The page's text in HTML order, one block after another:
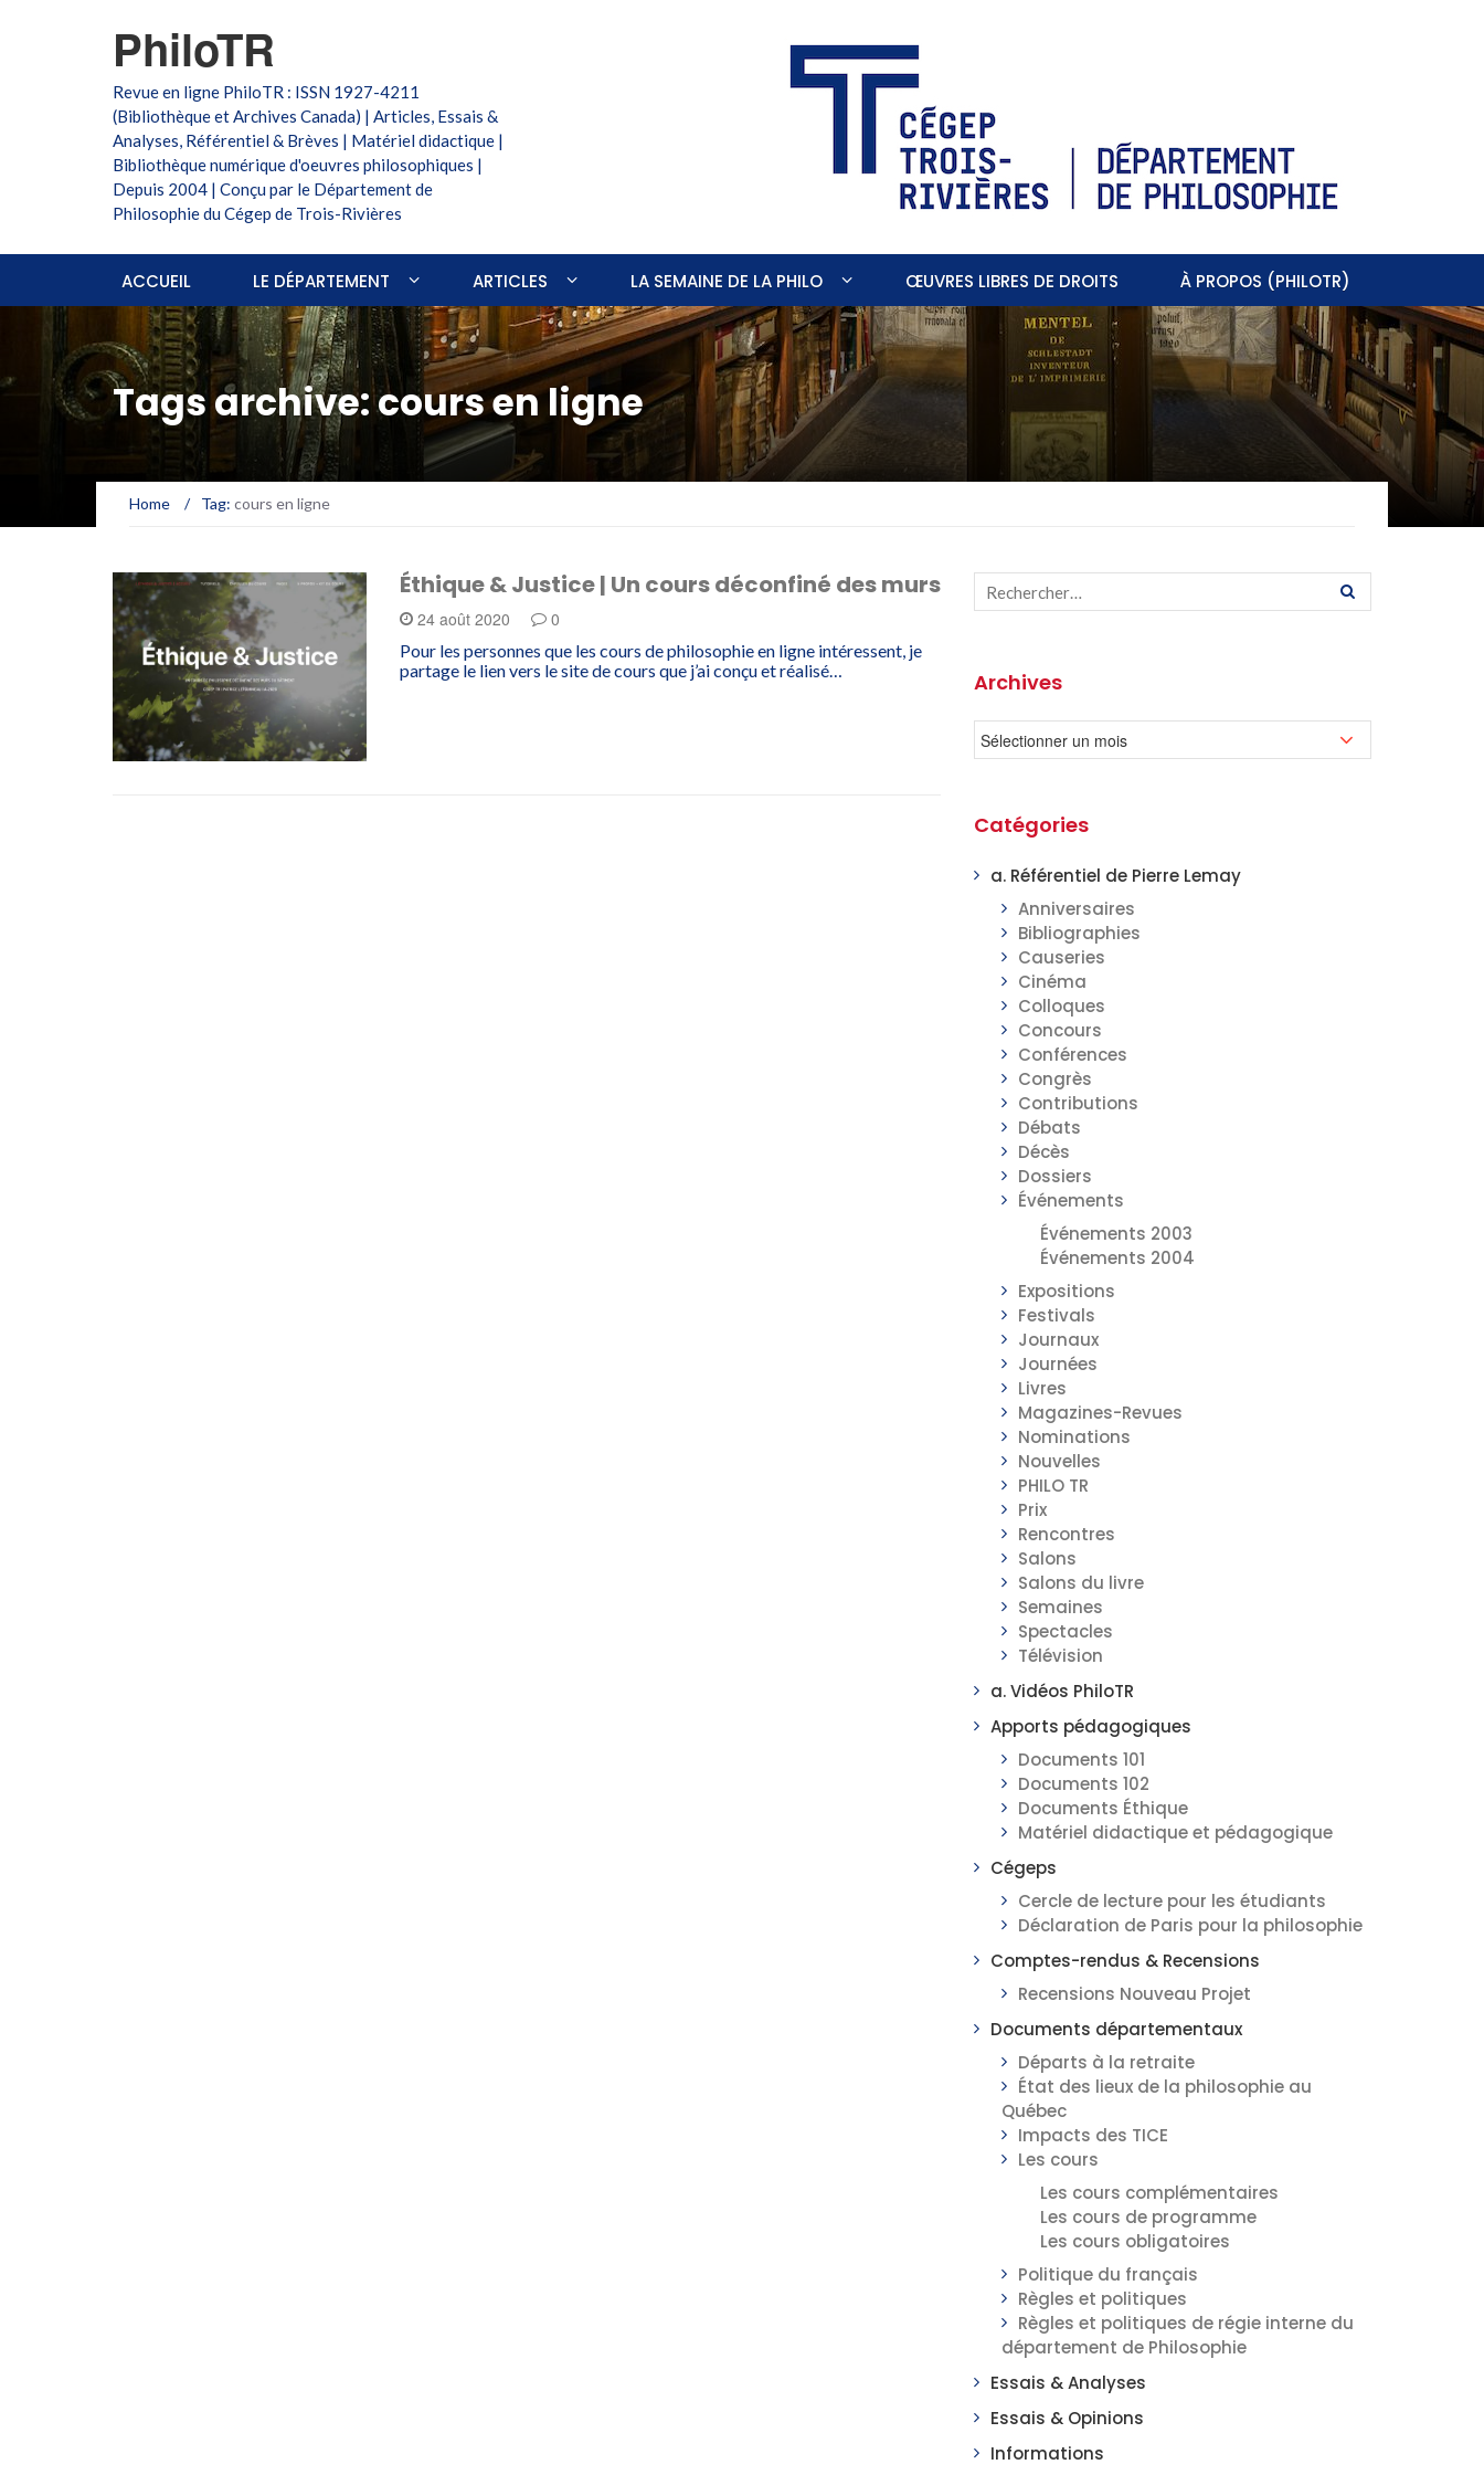
PhiloTR
Revue en ligne PhiloTR : ISSN 1927-4211
(Bibliothèque et Archives Canada) | Articles, Essais &
Analyses, Référentiel & Brèves | Matériel didactique |
Bibliothèque numérique d'oeuvres philosophiques |
Depuis 2004 | Conçu par le Département de
Philosophie du Cégep de Trois-Rivières
ACCUEIL LE DÉPARTEMENT ARTICLES LA SEMAINE DE LA PHILO ŒUVRES LIBRES DE DROITS À PROPOS (PHILOTR)
Tags archive: cours en ligne
Home / Tag: cours en ligne
Éthique & Justice | Un cours déconfiné des murs
24 août 2020 0
Pour les personnes que les cours de philosophie en ligne intéressent, je
partage le lien vers le site de cours que j’ai conçu et réalisé…
Archives
Catégories
a. Référentiel de Pierre Lemay
Anniversaires
Bibliographies
Causeries
Cinéma
Colloques
Concours
Conférences
Congrès
Contributions
Débats
Décès
Dossiers
Événements
Événements 2003
Événements 2004
Expositions
Festivals
Journaux
Journées
Livres
Magazines-Revues
Nominations
Nouvelles
PHILO TR
Prix
Rencontres
Salons
Salons du livre
Semaines
Spectacles
Télévision
a. Vidéos PhiloTR
Apports pédagogiques
Documents 101
Documents 102
Documents Éthique
Matériel didactique et pédagogique
Cégeps
Cercle de lecture pour les étudiants
Déclaration de Paris pour la philosophie
Comptes-rendus & Recensions
Recensions Nouveau Projet
Documents départementaux
Départs à la retraite
État des lieux de la philosophie au
Québec
Impacts des TICE
Les cours
Les cours complémentaires
Les cours de programme
Les cours obligatoires
Politique du français
Règles et politiques
Règles et politiques de régie interne du
département de Philosophie
Essais & Analyses
Essais & Opinions
Informations